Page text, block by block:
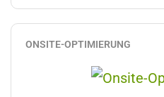
ONSITE-OPTIMIERUNG